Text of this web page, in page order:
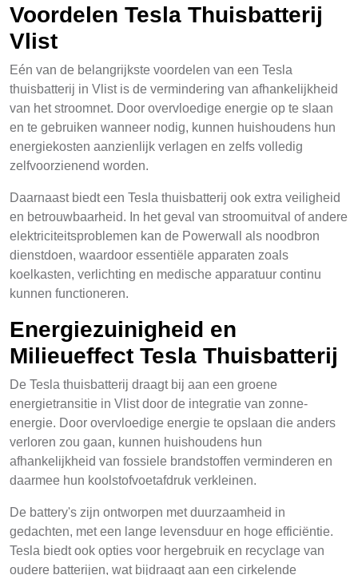
Voordelen Tesla Thuisbatterij
Vlist
Eén van de belangrijkste voordelen van een Tesla
thuisbatterij in Vlist is de vermindering van afhankelijkheid
van het stroomnet. Door overvloedige energie op te slaan
en te gebruiken wanneer nodig, kunnen huishoudens hun
energiekosten aanzienlijk verlagen en zelfs volledig
zelfvoorzienend worden.
Daarnaast biedt een Tesla thuisbatterij ook extra veiligheid
en betrouwbaarheid. In het geval van stroomuitval of andere
elektriciteitsproblemen kan de Powerwall als noodbron
dienstdoen, waardoor essentiële apparaten zoals
koelkasten, verlichting en medische apparatuur continu
kunnen functioneren.
Energiezuinigheid en
Milieueffect Tesla Thuisbatterij
De Tesla thuisbatterij draagt bij aan een groene
energietransitie in Vlist door de integratie van zonne-
energie. Door overvloedige energie te opslaan die anders
verloren zou gaan, kunnen huishoudens hun
afhankelijkheid van fossiele brandstoffen verminderen en
daarmee hun koolstofvoetafdruk verkleinen.
De battery's zijn ontworpen met duurzaamheid in
gedachten, met een lange levensduur en hoge efficiëntie.
Tesla biedt ook opties voor hergebruik en recyclage van
oudere batterijen, wat bijdraagt aan een cirkelende